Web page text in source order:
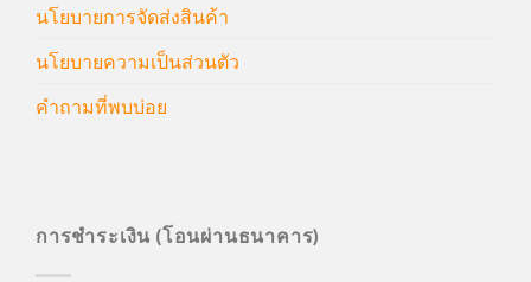
นโยบายการจัดส่งสินค้า
นโยบายความเป็นส่วนตัว
คำถามที่พบบ่อย
การชำระเงิน (โอนผ่านธนาคาร)